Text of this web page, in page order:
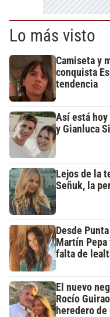
Lo más visto
Camiseta y
conquista
tendencia
Así está
y Gianluca
Lejos de la
Señuk, la
Desde
Martín
falta de
El nuevo
Rocío
heredero